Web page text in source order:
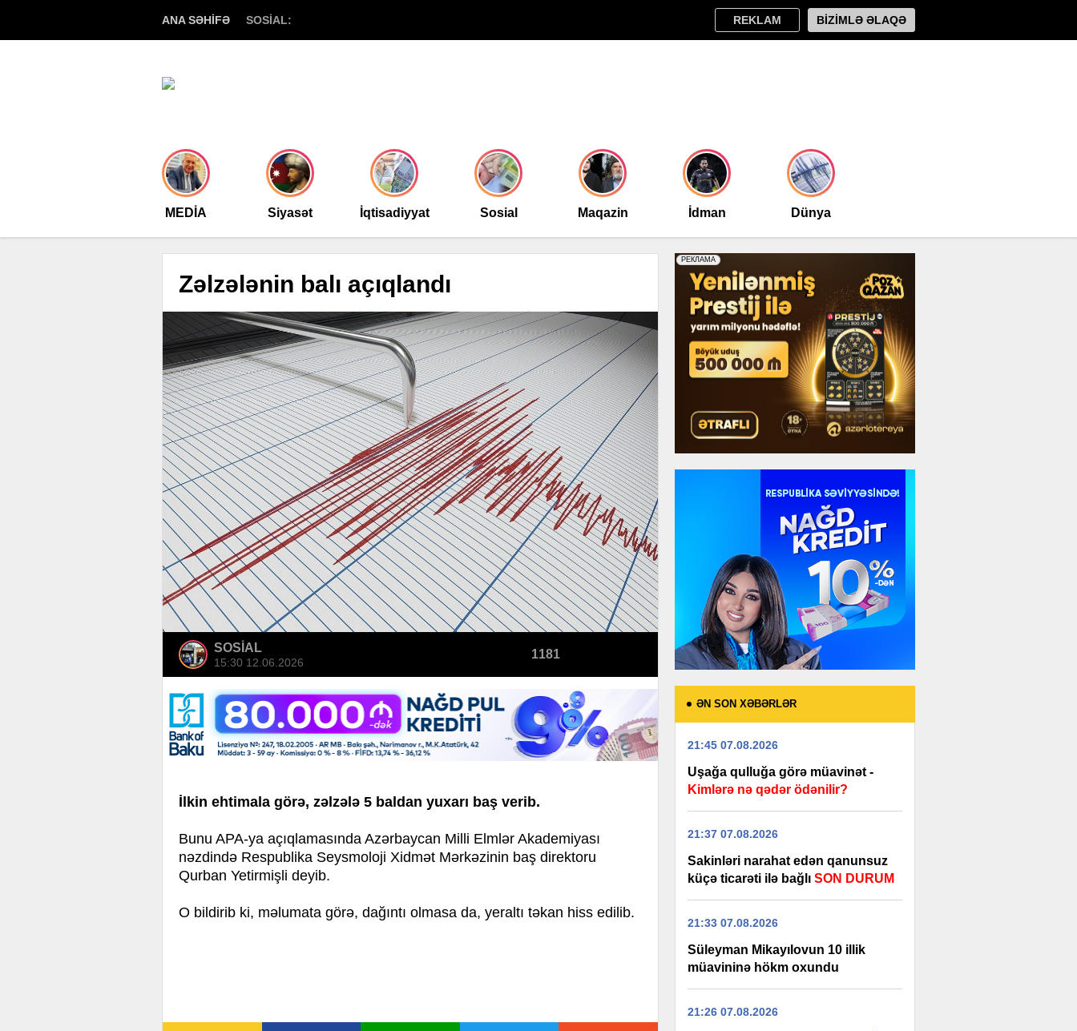
ANA SƏHİFƏ SOSİAL: REKLAM BİZİMLƏ ƏLAQƏ
MEDİA Siyasət İqtisadiyyat Sosial Maqazin İdman Dünya
Zəlzələnin balı açıqlandı
SOSİAL
15:30 12.06.2026
1181
İlkin ehtimala görə, zəlzələ 5 baldan yuxarı baş verib.
Bunu APA-ya açıqlamasında Azərbaycan Milli Elmlər Akademiyası
nəzdində Respublika Seysmoloji Xidmət Mərkəzinin baş direktoru
Qurban Yetirmişli deyib.
O bildirib ki, məlumata görə, dağıntı olmasa da, yeraltı təkan hiss edilib.
ƏN SON XƏBƏRLƏR
21:45 07.08.2026
Uşağa qulluğa görə müavinət -
Kimlərə nə qədər ödənilir?
21:37 07.08.2026
Sakinləri narahat edən qanunsuz
küçə ticarəti ilə bağlı SON DURUM
21:33 07.08.2026
Süleyman Mikayılovun 10 illik
müavininə hökm oxundu
21:26 07.08.2026